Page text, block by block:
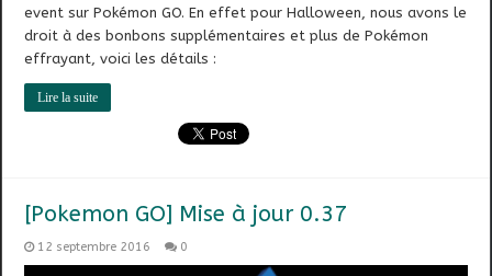
event sur Pokémon GO. En effet pour Halloween, nous avons le
droit à des bonbons supplémentaires et plus de Pokémon
effrayant, voici les détails :
Lire la suite
[Pokemon GO] Mise à jour 0.37
12 septembre 2016 0